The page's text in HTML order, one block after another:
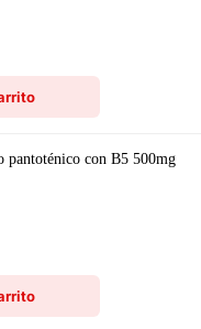
pantoténico con B5 500mg